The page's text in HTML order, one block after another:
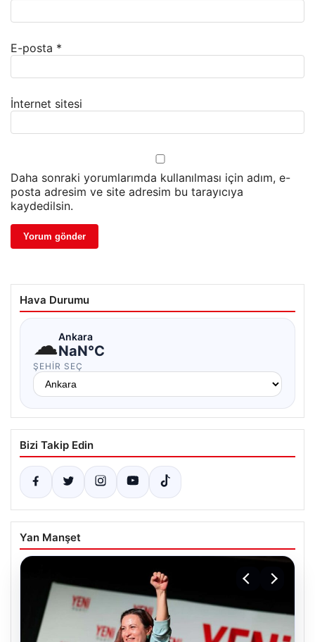
E-posta *
İnternet sitesi
Daha sonraki yorumlarımda kullanılması için adım, e-
posta adresim ve site adresim bu tarayıcıya
kaydedilsin.
Hava Durumu
☁Ankara
NaN°C
ŞEHIR SEÇ
Bizi Takip Edin
Yan Manşet